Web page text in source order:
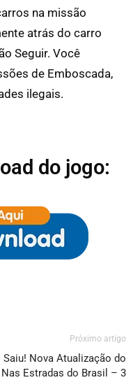
na missão
atrás do carro
Seguir. Você
de Emboscada,
ilegais.
do jogo:
Próximo artigo
Saiu! Nova Atualização do
Nas Estradas do Brasil – 3